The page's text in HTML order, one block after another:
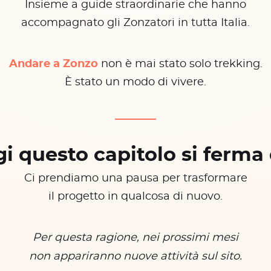
Insieme a guide straordinarie che hanno
accompagnato gli Zonzatori in tutta Italia.
Andare a Zonzonon è mai stato solo trekking.
È stato un modo di vivere.
questo capitolo si ferma
Ci prendiamo una pausa per trasformare
il progetto in qualcosa di nuovo.
Per questa ragione, nei prossimi mesi
non appariranno nuove attività sul sito.